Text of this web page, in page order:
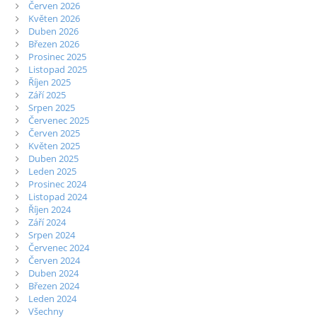
Červen 2026
Květen 2026
Duben 2026
Březen 2026
Prosinec 2025
Listopad 2025
Říjen 2025
Září 2025
Srpen 2025
Červenec 2025
Červen 2025
Květen 2025
Duben 2025
Leden 2025
Prosinec 2024
Listopad 2024
Říjen 2024
Září 2024
Srpen 2024
Červenec 2024
Červen 2024
Duben 2024
Březen 2024
Leden 2024
Všechny